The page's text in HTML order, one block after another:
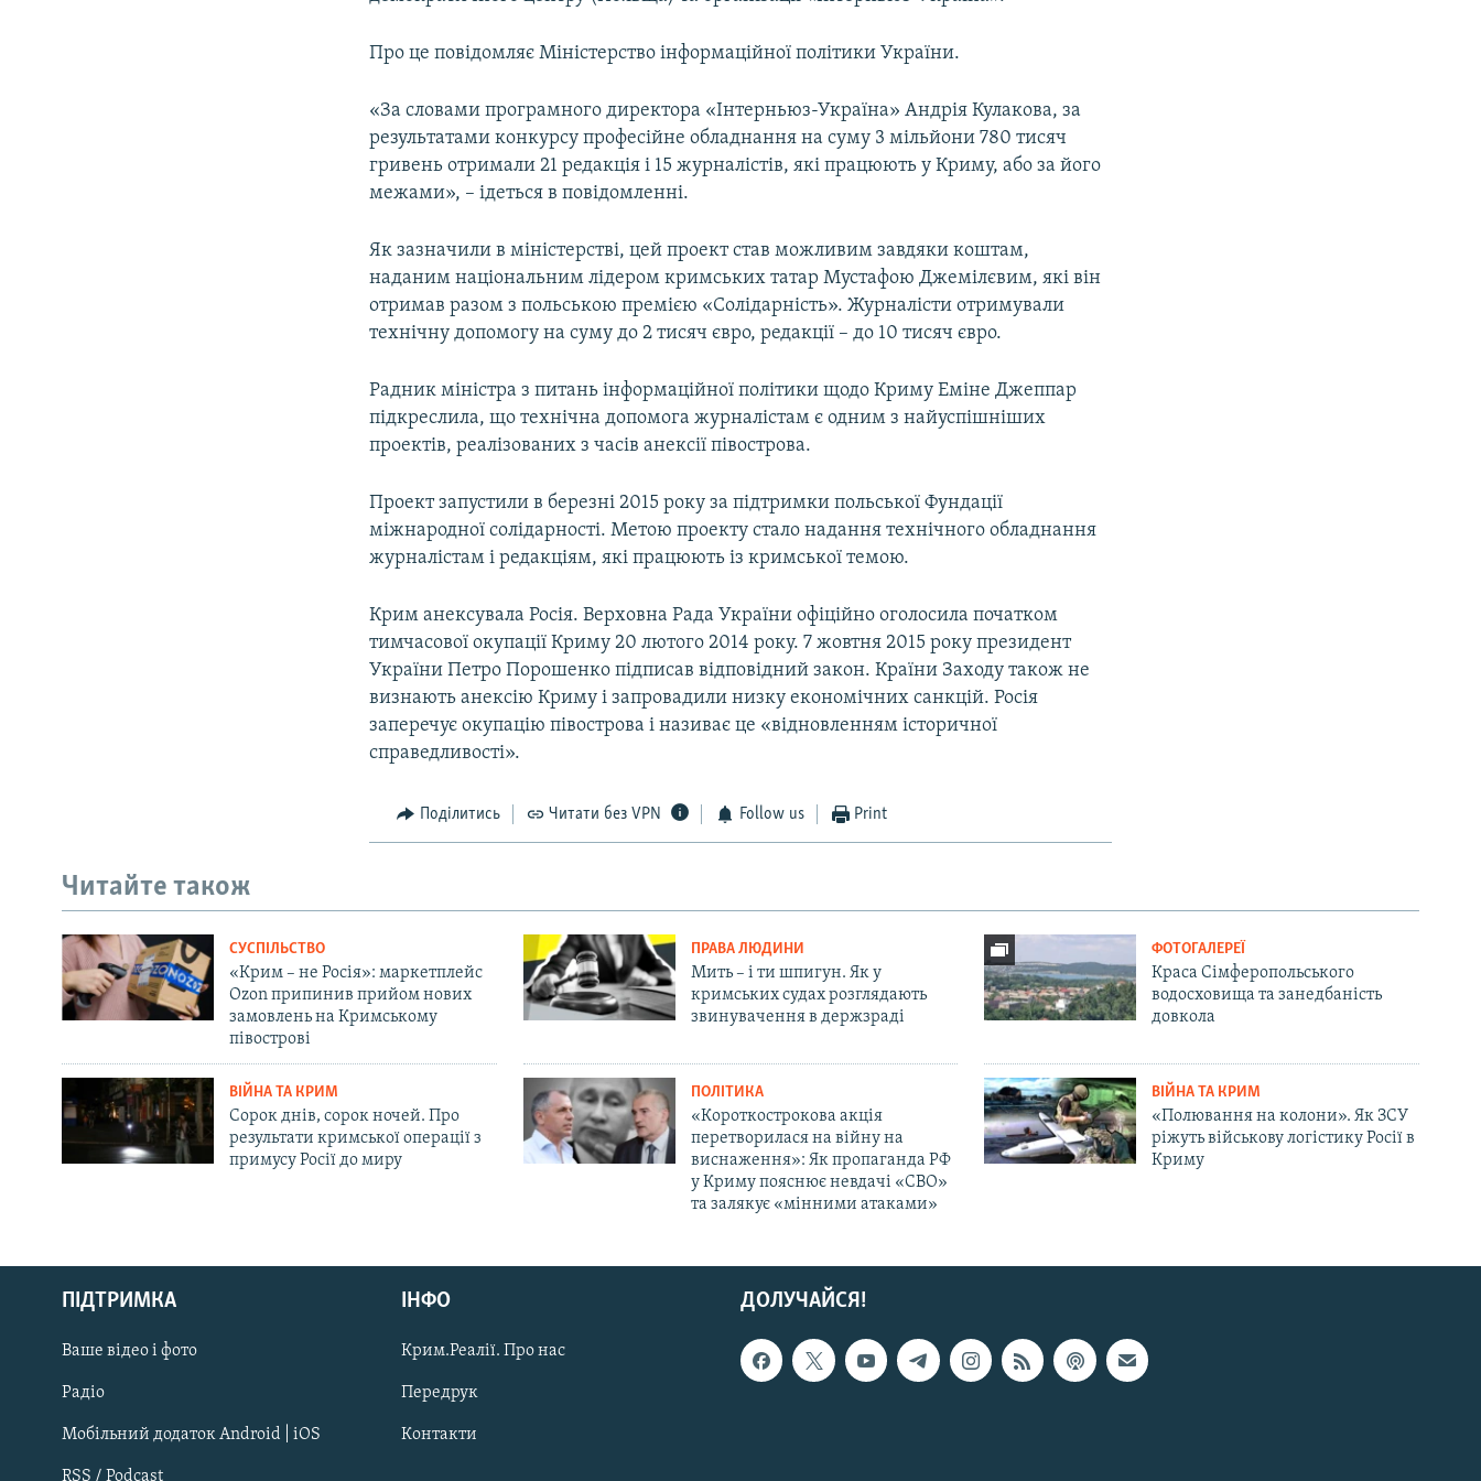
Русский
Qırımtatar
ДОЛУЧАЙСЯ!
Про це повідомляє Міністерство інформаційної політики України.
«За словами програмного директора «Інтерньюз-Україна» Андрія Кулакова, за
результатами конкурсу професійне обладнання на суму 3 мільйони 780 тисяч
гривень отримали 21 редакція і 15 журналістів, які працюють у Криму, або за його
межами», – ідеться в повідомленні.
Як зазначили в міністерстві, цей проект став можливим завдяки коштам,
наданим національним лідером кримських татар Мустафою Джемілєвим, які він
отримав разом з польською премією «Солідарність». Журналісти отримували
технічну допомогу на суму до 2 тисяч євро, редакції – до 10 тисяч євро.
Радник міністра з питань інформаційної політики щодо Криму Еміне Джеппар
підкреслила, що технічна допомога журналістам є одним з найуспішніших
проектів, реалізованих з часів анексії півострова.
Проект запустили в березні 2015 року за підтримки польської Фундації
міжнародної солідарності. Метою проекту стало надання технічного обладнання
журналістам і редакціям, які працюють із кримської темою.
Крим анексувала Росія. Верховна Рада України офіційно оголосила початком
тимчасової окупації Криму 20 лютого 2014 року. 7 жовтня 2015 року президент
України Петро Порошенко підписав відповідний закон. Країни Заходу також не
визнають анексію Криму і запровадили низку економічних санкцій. Росія
заперечує окупацію півострова і називає це «відновленням історичної
справедливості».
Поділитись Читати без VPN Follow us Print
Читайте також
СУСПІЛЬСТВО
«Крим – не Росія»: маркетплейс
Ozon припинив прийом нових
замовлень на Кримському
півострові
ПРАВА ЛЮДИНИ
Мить – і ти шпигун. Як у
кримських судах розглядають
звинувачення в держзраді
ФОТОГАЛЕРЕЇ
Краса Сімферопольського
водосховища та занедбаність
довкола
ВІЙНА ТА КРИМ
Сорок днів, сорок ночей. Про
результати кримської операції з
примусу Росії до миру
ПОЛІТИКА
«Короткострокова акція
перетворилася на війну на
виснаження»: Як пропаганда РФ
у Криму пояснює невдачі «СВО»
та залякує «мінними атаками»
ВІЙНА ТА КРИМ
«Полювання на колони». Як ЗСУ
ріжуть військову логістику Росії в
Криму
ДОЛУЧАЙСЯ!
ПІДТРИМКА
Ваше відео і фото
Радіо
Мобільний додаток Android | iOS
RSS / Podcast
ІНФО
Крим.Реалії. Про нас
Передрук
Контакти